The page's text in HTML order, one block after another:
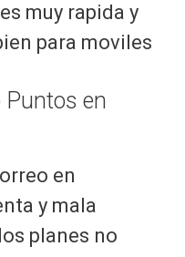
muy rapida y
para moviles
Puntos en
en
y mala
planes no